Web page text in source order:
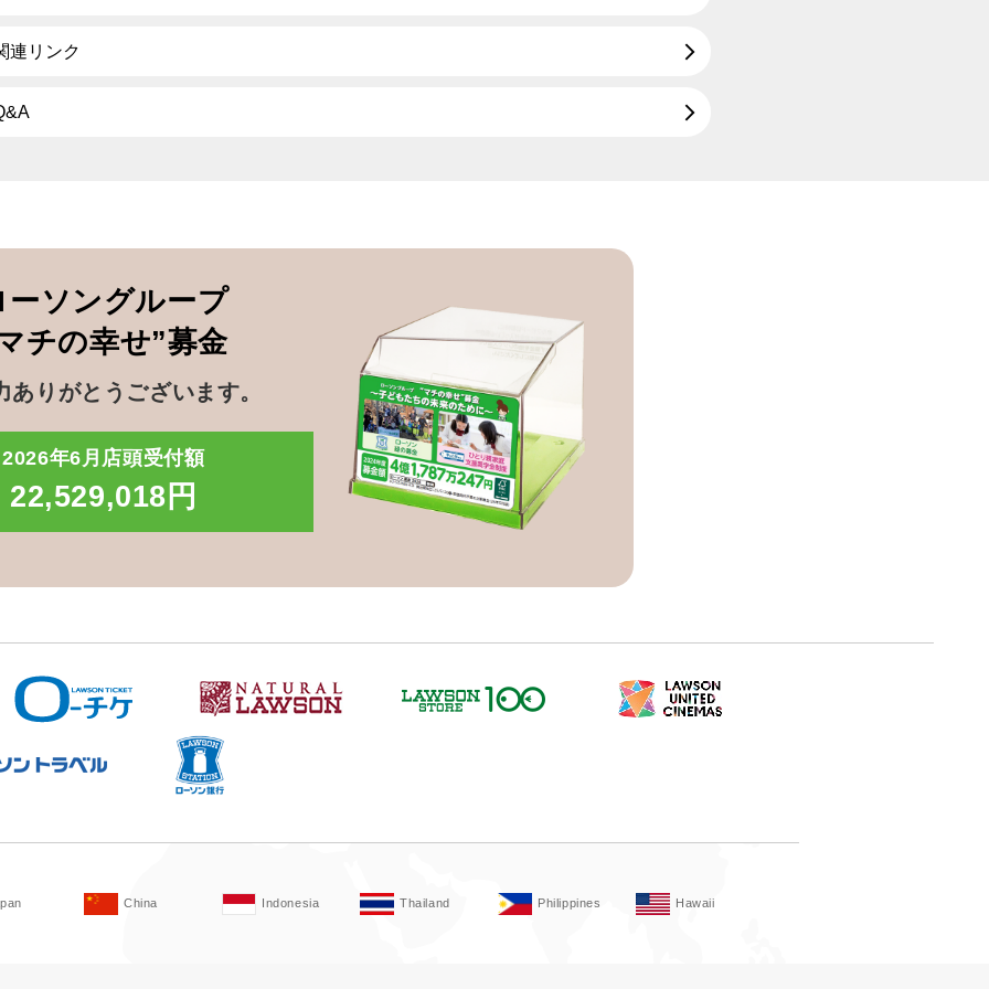
連リンク
ーソングループ
チの幸せ”募金
ありがとうございます。
2026年6月店頭受付額
22,529,018円
China Indonesia Thailand Philippines Hawaii